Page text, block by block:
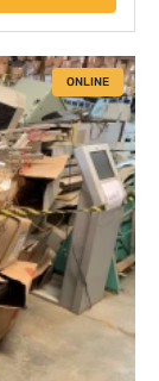
ONLINE